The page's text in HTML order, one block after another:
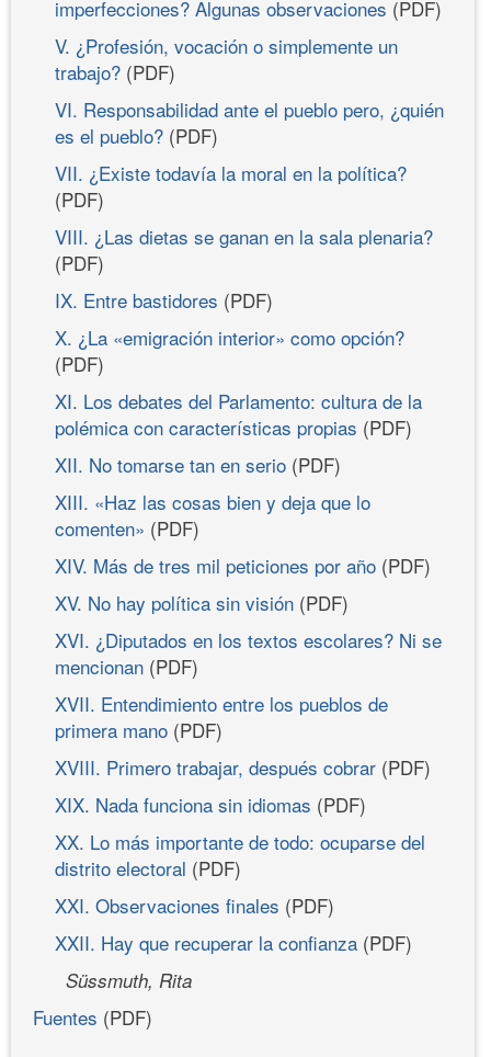
imperfecciones? Algunas observaciones (PDF)
V. ¿Profesión, vocación o simplemente un
trabajo? (PDF)
VI. Responsabilidad ante el pueblo pero, ¿quién
es el pueblo? (PDF)
VII. ¿Existe todavía la moral en la política?
(PDF)
VIII. ¿Las dietas se ganan en la sala plenaria?
(PDF)
IX. Entre bastidores (PDF)
X. ¿La «emigración interior» como opción?
(PDF)
XI. Los debates del Parlamento: cultura de la
polémica con características propias (PDF)
XII. No tomarse tan en serio (PDF)
XIII. «Haz las cosas bien y deja que lo
comenten» (PDF)
XIV. Más de tres mil peticiones por año (PDF)
XV. No hay política sin visión (PDF)
XVI. ¿Diputados en los textos escolares? Ni se
mencionan (PDF)
XVII. Entendimiento entre los pueblos de
primera mano (PDF)
XVIII. Primero trabajar, después cobrar (PDF)
XIX. Nada funciona sin idiomas (PDF)
XX. Lo más importante de todo: ocuparse del
distrito electoral (PDF)
XXI. Observaciones finales (PDF)
XXII. Hay que recuperar la confianza (PDF)
Süssmuth, Rita
Fuentes (PDF)